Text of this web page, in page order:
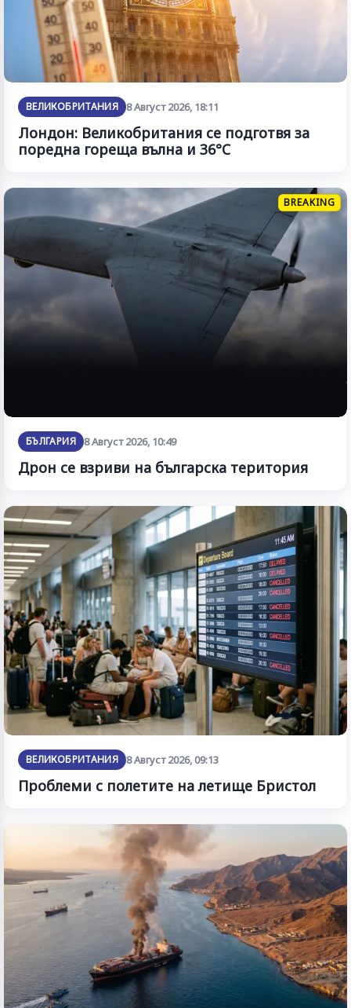
ВЕЛИКОБРИТАНИЯ 8 Август 2026, 18:11
Лондон: Великобритания се подготвя за
поредна гореща вълна и 36°C
BREAKING
БЪЛГАРИЯ 8 Август 2026, 10:49
Дрон се взриви на българска територия
ВЕЛИКОБРИТАНИЯ 8 Август 2026, 09:13
Проблеми с полетите на летище Бристол